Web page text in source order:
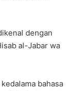
dengan
al-Jabar wa
bahasa